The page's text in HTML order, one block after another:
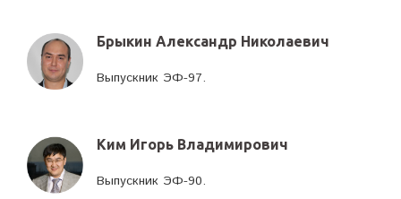
Брыкин Александр Николаевич
Выпускник ЭФ-97.
Ким Игорь Владимирович
Выпускник ЭФ-90.